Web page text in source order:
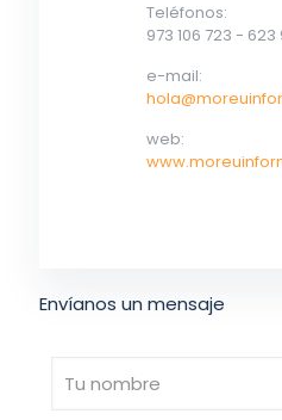
Teléfonos:
973 106 723 - 623
e-mail:
web:
Envíanos un mensaje